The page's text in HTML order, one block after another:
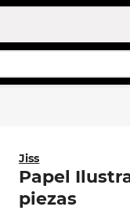
Jiss
Papel
piezas